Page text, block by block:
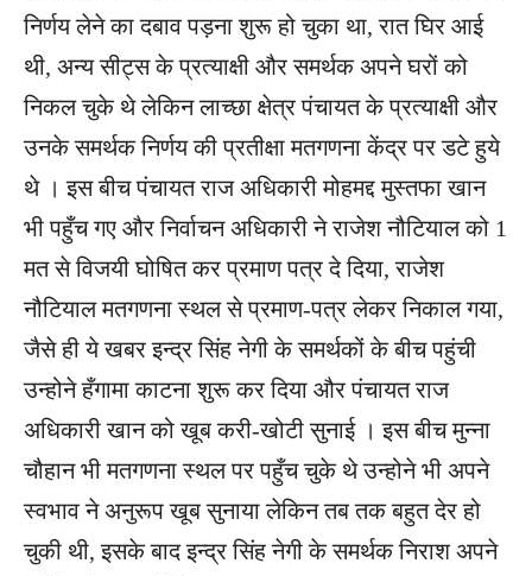
निर्णय लेने का दबाव पड़ना शुरू हो चुका था, रात घिर आई
थी, अन्य सीट्स के प्रत्याक्षी और समर्थक अपने घरों को
निकल चुके थे लेकिन लाच्छा क्षेत्र पंचायत के प्रत्याक्षी और
उनके समर्थक निर्णय की प्रतीक्षा मतगणना केंद्र पर डटे हुये
थे । इस बीच पंचायत राज अधिकारी मोहमद्द मुस्तफा खान
भी पहुँच गए और निर्वाचन अधिकारी ने राजेश नौटियाल को 1
मत से विजयी घोषित कर प्रमाण पत्र दे दिया, राजेश
नौटियाल मतगणना स्थल से प्रमाण-पत्र लेकर निकाल गया,
जैसे ही ये खबर इन्द्र सिंह नेगी के समर्थकों के बीच पहुंची
उन्होने हँगामा काटना शुरू कर दिया और पंचायत राज
अधिकारी खान को खूब करी-खोटी सुनाई । इस बीच मुन्ना
चौहान भी मतगणना स्थल पर पहुँच चुके थे उन्होने भी अपने
स्वभाव ने अनुरूप खूब सुनाया लेकिन तब तक बहुत देर हो
चुकी थी, इसके बाद इन्द्र सिंह नेगी के समर्थक निराश अपने